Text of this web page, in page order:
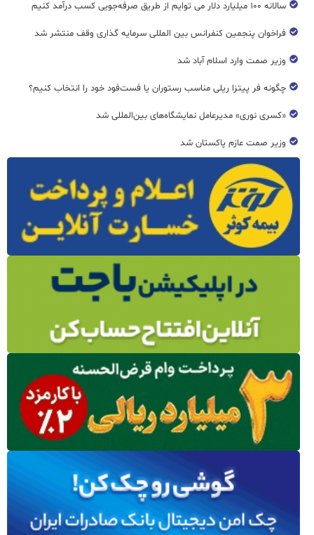
سالانه ۱۰۰ میلیارد دلار می توایم از طریق صرفه‌جویی کسب درآمد کنیم
فراخوان پنجمین کنفرانس بین المللی سرمایه گذاری وقف منتشر شد
وزیر صمت وارد اسلام آباد شد
چگونه فر پیتزا ریلی مناسب رستوران یا فست‌فود خود را انتخاب کنیم؟
«کسری نوری» مدیرعامل نمایشگاه‌های بین‌المللی شد
وزیر صمت عازم پاکستان شد